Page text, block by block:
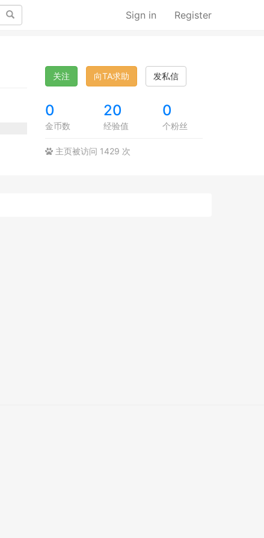
Search Sign in Register
关注 向TA求助 发私信
0
金币数
20
经验值
0
个粉丝
主页被访问 1429 次